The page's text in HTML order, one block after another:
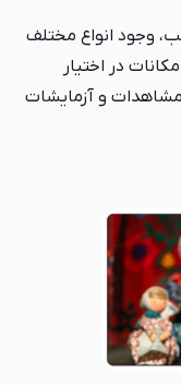
وجود انواع مختلف
در اختیار
مشاهدات و آزمایشات